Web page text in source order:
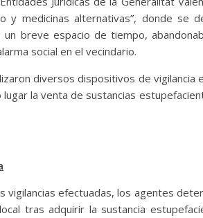
y medicinas alternativas”, donde
un breve espacio de tiempo,
social en el vecindario.
diversos dispositivos de vigilancia
la venta de sustancias
vigilancias efectuadas, los agentes
tras adquirir la sustancia